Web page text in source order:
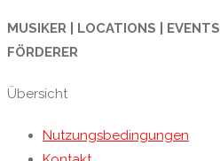
MUSIKER | LOCATIONS |
FÖRDERER
Übersicht
Nutzungsbedingungen